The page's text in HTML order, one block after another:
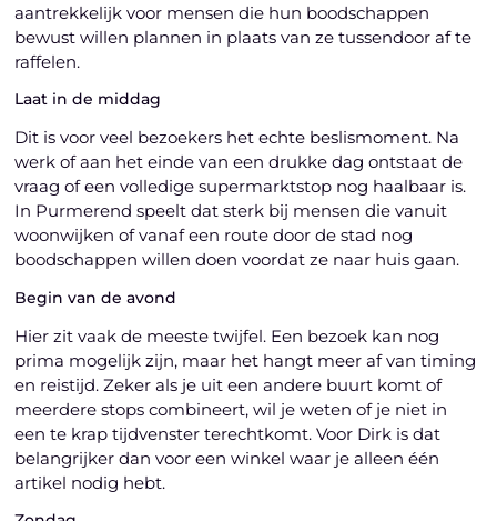
aantrekkelijk voor mensen die hun boodschappen
bewust willen plannen in plaats van ze tussendoor af te
raffelen.
Laat in de middag
Dit is voor veel bezoekers het echte beslismoment. Na
werk of aan het einde van een drukke dag ontstaat de
vraag of een volledige supermarktstop nog haalbaar is.
In Purmerend speelt dat sterk bij mensen die vanuit
woonwijken of vanaf een route door de stad nog
boodschappen willen doen voordat ze naar huis gaan.
Begin van de avond
Hier zit vaak de meeste twijfel. Een bezoek kan nog
prima mogelijk zijn, maar het hangt meer af van timing
en reistijd. Zeker als je uit een andere buurt komt of
meerdere stops combineert, wil je weten of je niet in
een te krap tijdvenster terechtkomt. Voor Dirk is dat
belangrijker dan voor een winkel waar je alleen één
artikel nodig hebt.